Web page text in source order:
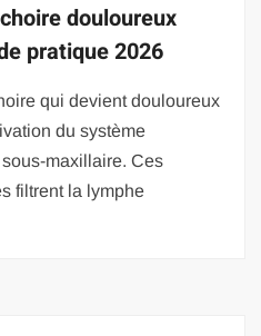
douloureux
pratique 2026
qui devient douloureux
du système
maxillaire. Ces
filtrent la lymphe